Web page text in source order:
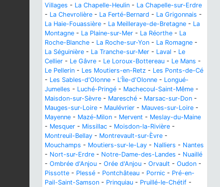
Villages - La Chapelle-Heulin - La Chapelle-sur-Erdre
- La Chevrolière - La Ferté-Bernard - La Grigonnais -
La Haie-Fouassière - La Meilleraye-de-Bretagne - La
Montagne - La Plaine-sur-Mer - La Réorthe - La
Roche-Blanche - La Roche-sur-Yon - La Romagne -
La Séguinière - La Tranche-sur-Mer - Laval - Le
Cellier - Le Gâvre - Le Loroux-Bottereau - Le Mans -
Le Pellerin - Les Moutiers-en-Retz - Les Ponts-de-Cé
- Les Sables-d'Olonne - L'Île-d'Olonne - Longué-
Jumelles - Luché-Pringé - Machecoul-Saint-Même -
Maisdon-sur-Sèvre - Maresché - Marsac-sur-Don -
Mauges-sur-Loire - Maulévrier - Mauves-sur-Loire -
Mayenne - Mazé-Milon - Mervent - Meslay-du-Maine
- Mesquer - Missillac - Moisdon-la-Rivière -
Montreuil-Bellay - Montrevault-sur-Èvre -
Mouchamps - Moutiers-sur-le-Lay - Nalliers - Nantes
- Nort-sur-Erdre - Notre-Dame-des-Landes - Nuaillé
- Ombrée d'Anjou - Orée d'Anjou - Orvault - Oudon -
Pissotte - Plessé - Pontchâteau - Pornic - Pré-en-
Pail-Saint-Samson - Prinquiau - Pruillé-le-Chétif -